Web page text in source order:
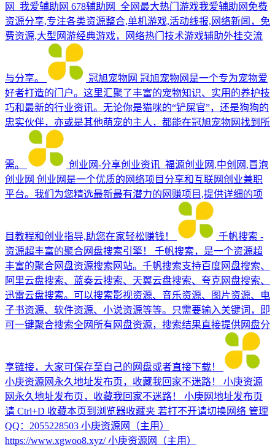
网_我爱辅助网 678辅助网_全网最大热门游戏我爱辅助网免费
资源分享,专注各类资源整合,单机游戏,活动线报,网络新闻，免
费资源,大型网游经典游戏，网络热门技术游戏辅助外挂交流
与分享。 冠旭宠物网 冠旭宠物网是一个专为宠物爱
好者打造的门户。这里汇聚了丰富的宠物知识、实用的养护技
巧和最新的行业资讯。无论你是猫咪的“铲屎官”，还是狗狗的
忠实伙伴，亦或是其他萌宠的主人，都能在冠旭宠物网找到所
需。
创业网-分享创业资讯_福源创业网,中创网,冒泡
创业网 创业网是一个优质的网络项目分享和互联网创业兼职
平台。我们为您精选最新最有潜力的网赚项目,提供详细的项
目教程和创业指导,助您在家轻松赚钱！
千帆搜索 -
资源超丰富的聚合网盘搜索引擎！
千帆搜索，是一个资源超
丰富的聚合网盘资源搜索网站。千帆搜索支持百度网盘搜索、
阿里云盘搜索、蓝奏云搜索、天翼云盘搜索、夸克网盘搜索、
迅雷云盘搜索。可以搜索影视资源、音乐资源、图片资源、电
子书资源、软件资源、小说资源等等。只需要输入关键词，即
可一键聚合搜索全网所有网盘资源，搜索结果直接提供网盘分
享链接，大家可保存至自己的网盘或者直接下载！
小庚资源网永久地址发布页，收藏我回家不迷路！
小庚资源
网永久地址发布页，收藏我回家不迷路！ 小庚网地址发布页
请 Ctrl+D 收藏本页到浏览器收藏夹 若打不开请切换网络 管理
QQ：2055228503 小庚资源网（主用）
https://www.xgwoo8.xyz/ 小庚资源网（主用）